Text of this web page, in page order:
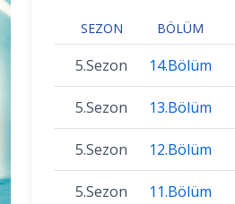
SEZON BÖLÜM
5.Sezon 14.Bölüm
5.Sezon 13.Bölüm
5.Sezon 12.Bölüm
5.Sezon 11.Bölüm